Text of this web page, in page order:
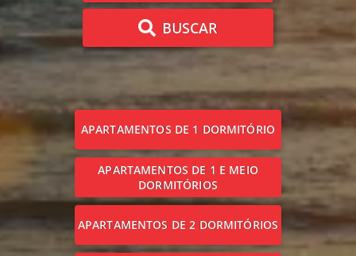
BUSCAR
APARTAMENTOS DE 1 DORMITÓRIO
APARTAMENTOS DE 1 E MEIO
DORMITÓRIOS
APARTAMENTOS DE 2 DORMITÓRIOS